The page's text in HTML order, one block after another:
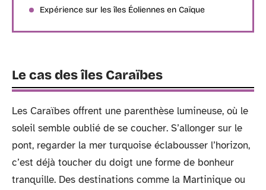
Expérience sur les îles Éoliennes en Caïque
Le cas des îles Caraïbes
Les Caraïbes offrent une parenthèse lumineuse, où le
soleil semble oublié de se coucher. S’allonger sur le
pont, regarder la mer turquoise éclabousser l’horizon,
c’est déjà toucher du doigt une forme de bonheur
tranquille. Des destinations comme la Martinique ou